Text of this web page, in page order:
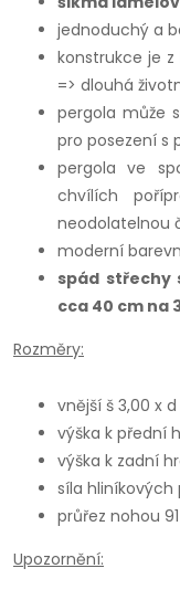
jednoduchý a
konstrukce je
=> dlouhá
pergola může
pro posezení s
pergola ve
chvílích
neodolatelnou
moderní
spád střechy
cca 40 cm na
Rozměry:
vnější š 3,00 x
výška k přední
výška k zadní
síla hliníkových
průřez nohou
Upozornění: